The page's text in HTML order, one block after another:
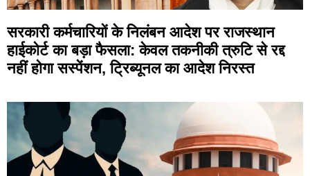
सरकारी कर्मचारियों के निलंबन आदेश पर राजस्थान
हाईकोर्ट का बड़ा फैसला: केवल तकनीकी त्रुटि से रद्द
नहीं होगा सस्पेंशन, ट्रिब्यूनल का आदेश निरस्त